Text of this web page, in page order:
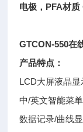
电极，PFA材质
GTCON-550在
产品特点：
LCD大屏液晶显
中/英文智能菜
数据记录/曲线